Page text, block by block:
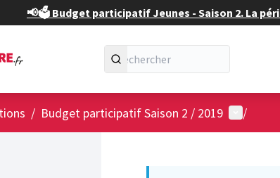
📢🗳️ Budget participatif Jeunes - Saison 2. La
/ Budget participatif Saison 2 / 2019 Menu
/